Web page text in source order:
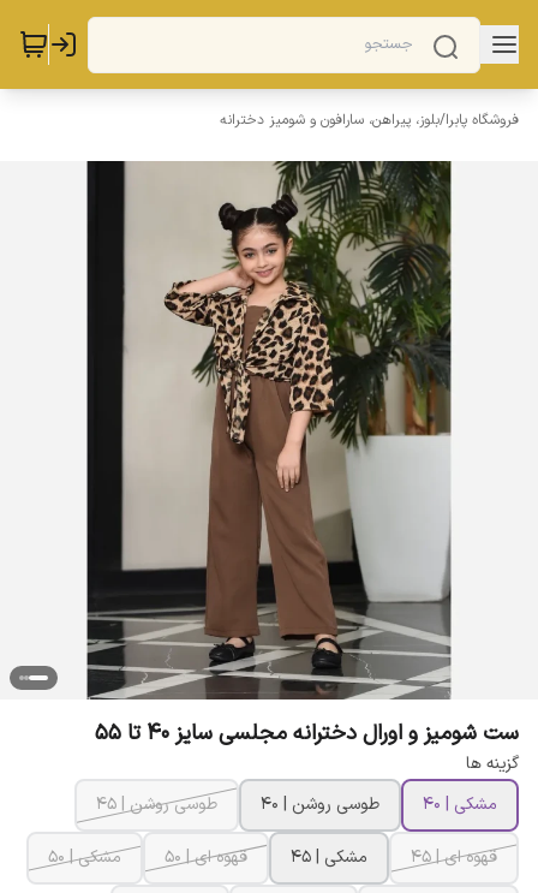
فروشگاه پابرا/بلوز، پیراهن، سارافون و شومیز دخترانه
ست شومیز و اورال دخترانه مجلسی سایز 40 تا 55
گزینه ها
مشکی | ۴۰
طوسی روشن | ۴۰ طوسی روشن | ۴۵
قهوه ای | ۴۵ مشکی | ۴۵ قهوه ای | ۵۰ مشکی | ۵۰